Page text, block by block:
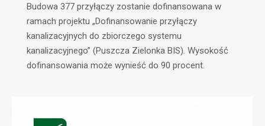
Budowa 377 przyłączy zostanie dofinansowana w
ramach projektu „Dofinansowanie przyłączy
kanalizacyjnych do zbiorczego systemu
kanalizacyjnego” (Puszcza Zielonka BIS). Wysokość
dofinansowania może wynieść do 90 procent.